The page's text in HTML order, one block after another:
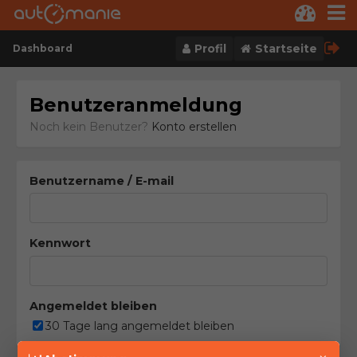
Dashboard Profil Startseite
Benutzeranmeldung
Noch kein Benutzer? Konto erstellen
Benutzername / E-mail
Kennwort
Angemeldet bleiben
30 Tage lang angemeldet bleiben